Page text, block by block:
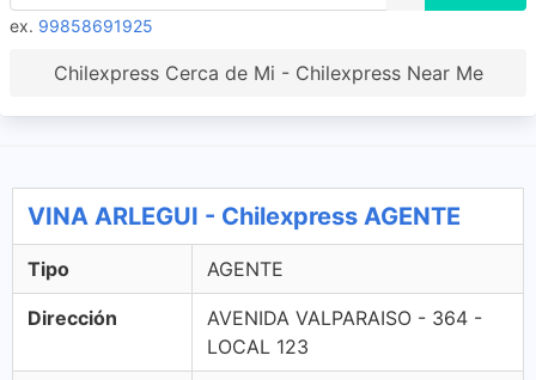
ex. 99858691925
Chilexpress Cerca de Mi - Chilexpress Near Me
VINA ARLEGUI - Chilexpress AGENTE
Tipo AGENTE
Dirección
AVENIDA VALPARAISO - 364 -
LOCAL 123